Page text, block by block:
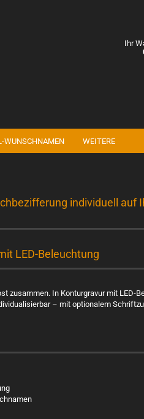
Ihr
WUNSCHNAMEN WEITERE
individuell auf
LED-Beleuchtung
zusammen. In Konturgravur mit LED-
– mit optionalem